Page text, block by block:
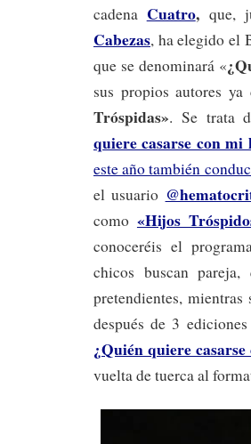
cadena Cuatro,que,
Cabezas, ha elegido el
que se denominará «
sus propios autores
Tróspidas». Se trata
quiere casarse con mi
este año también
el usuario
como «Hijos
conoceréis el
chicos buscan
pretendientes,
después de 3
¿Quién quiere
vuelta de tuerca al